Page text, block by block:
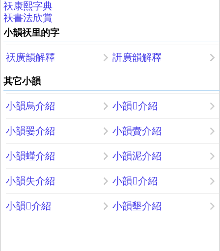
祆康熙字典
祆書法欣賞
小韻祆里的字
祆廣韻解釋 訮廣韻解釋
其它小韻
小韻烏介紹 小韻𣀒介紹
小韻翣介紹 小韻賮介紹
小韻螼介紹 小韻泥介紹
小韻失介紹 小韻𡺲介紹
小韻𤲬介紹 小韻墾介紹